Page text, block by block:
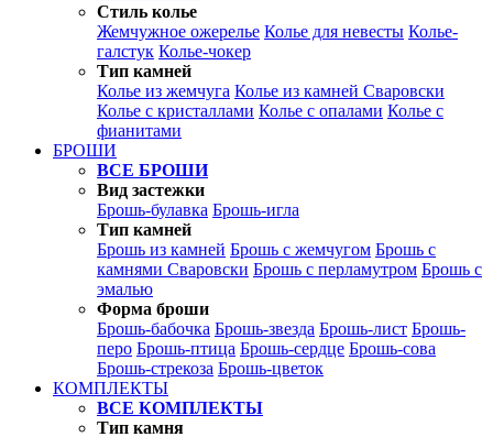
Стиль колье
Жемчужное ожерелье Колье для невесты Колье-
галстук Колье-чокер
Тип камней
Колье из жемчуга Колье из камней Сваровски
Колье с кристаллами Колье с опалами Колье с
фианитами
БРОШИ
ВСЕ БРОШИ
Вид застежки
Брошь-булавка Брошь-игла
Тип камней
Брошь из камней Брошь с жемчугом Брошь с
камнями Сваровски Брошь с перламутром Брошь с
эмалью
Форма броши
Брошь-бабочка Брошь-звезда Брошь-лист Брошь-
перо Брошь-птица Брошь-сердце Брошь-сова
Брошь-стрекоза Брошь-цветок
КОМПЛЕКТЫ
ВСЕ КОМПЛЕКТЫ
Тип камня